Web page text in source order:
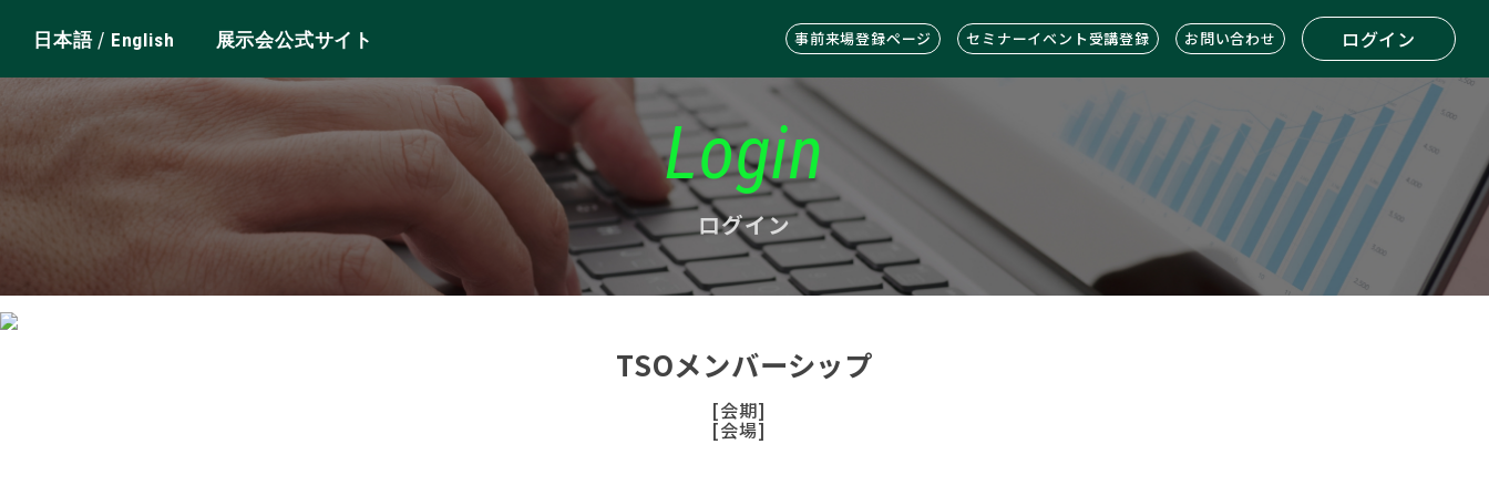
日本語/ English 展示会公式サイト 事前来場登録ページ セミナーイベント受講登録 お問い合わせ ログイン
Login
ログイン
TSOメンバーシップ
[会期]
[会場]